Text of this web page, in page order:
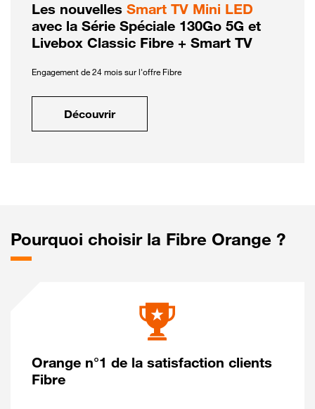
Les nouvelles Smart TV Mini LED
avec la Série Spéciale 130Go 5G et
Livebox Classic Fibre + Smart TV
Engagement de 24 mois sur l'offre Fibre
Découvrir
Pourquoi choisir la Fibre Orange ?
Orange n°1 de la satisfaction clients
Fibre